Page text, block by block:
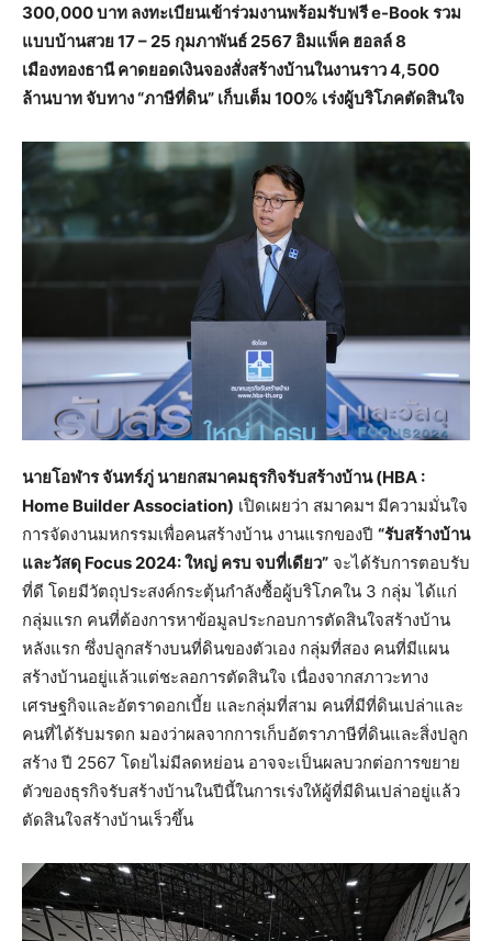
300,000 บาท ลงทะเบียนเข้าร่วมงานพร้อมรับฟรี e-Book รวม
แบบบ้านสวย 17 – 25 กุมภาพันธ์ 2567 อิมแพ็ค ฮอลล์ 8
เมืองทองธานี คาดยอดเงินจองสั่งสร้างบ้านในงานราว 4,500
ล้านบาท จับทาง “ภาษีที่ดิน” เก็บเต็ม 100% เร่งผู้บริโภคตัดสินใจ
นายโอฬาร จันทร์ภู่ นายกสมาคมธุรกิจรับสร้างบ้าน (HBA :
Home Builder Association) เปิดเผยว่า สมาคมฯ มีความมั่นใจ
การจัดงานมหกรรมเพื่อคนสร้างบ้าน งานแรกของปี “รับสร้างบ้าน
และวัสดุ Focus 2024: ใหญ่ ครบ จบที่เดียว” จะได้รับการตอบรับ
ที่ดี โดยมีวัตถุประสงค์กระตุ้นกำลังซื้อผู้บริโภคใน 3 กลุ่ม ได้แก่
กลุ่มแรก คนที่ต้องการหาข้อมูลประกอบการตัดสินใจสร้างบ้าน
หลังแรก ซึ่งปลูกสร้างบนที่ดินของตัวเอง กลุ่มที่สอง คนที่มีแผน
สร้างบ้านอยู่แล้วแต่ชะลอการตัดสินใจ เนื่องจากสภาวะทาง
เศรษฐกิจและอัตราดอกเบี้ย และกลุ่มที่สาม คนที่มีที่ดินเปล่าและ
คนที่ได้รับมรดก มองว่าผลจากการเก็บอัตราภาษีที่ดินและสิ่งปลูก
สร้าง ปี 2567 โดยไม่มีลดหย่อน อาจจะเป็นผลบวกต่อการขยาย
ตัวของธุรกิจรับสร้างบ้านในปีนี้ในการเร่งให้ผู้ที่มีดินเปล่าอยู่แล้ว
ตัดสินใจสร้างบ้านเร็วขึ้น